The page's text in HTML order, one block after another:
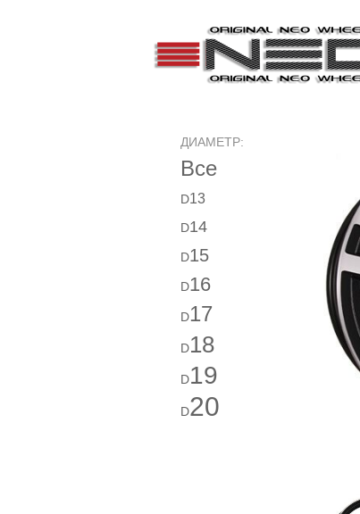
ДИАМЕТР:
Все
D13
D14
D15
D16
D17
D18
D19
D20